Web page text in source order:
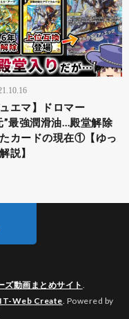
ュエマ】ドロマー
”最強潤滑油…殿堂解除
カードの現在①【ゆっ
説】
ズ動画まとめサイト .
Web Create. Powered by